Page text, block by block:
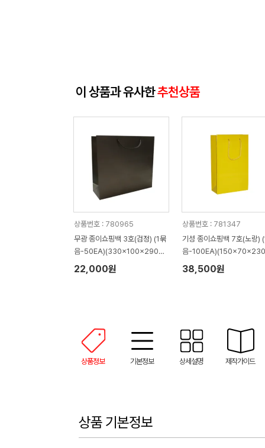
이 상품과 유사한추천상품
상품번호 : 780965
무광 종이쇼핑백 3호(검정) (1묶
음-50EA)(330x100x290m
m)
22,000원
상품번호 : 781347
기성 종이쇼핑백 7호(노랑)
음-
m)
38,500원
상품정보 기본정보 상세설명 제작가이드
상품 기본정보